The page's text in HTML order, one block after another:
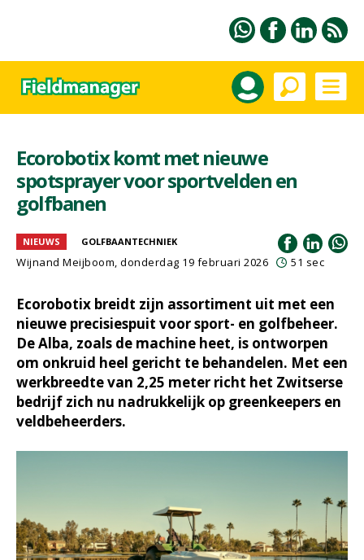
Ecorobotix komt met nieuwe
spotsprayer voor sportvelden en
golfbanen
NIEUWS GOLFBAANTECHNIEK
Wijnand Meijboom, donderdag 19 februari 2026 51 sec
Ecorobotix breidt zijn assortiment uit met een
nieuwe precisiespuit voor sport- en golfbeheer.
De Alba, zoals de machine heet, is ontworpen
om onkruid heel gericht te behandelen. Met een
werkbreedte van 2,25 meter richt het Zwitserse
bedrijf zich nu nadrukkelijk op greenkeepers en
veldbeheerders.